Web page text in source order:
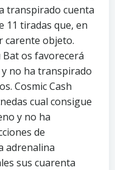
transpirado cuenta
11 tiradas que, en
carente objeto.
Bat os favorecerá
no ha transpirado
Cosmic Cash
cual consigue
y no ha
de
adrenalina
sus cuarenta